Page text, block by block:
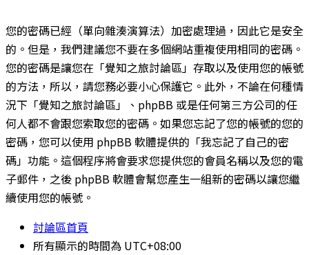
您的密碼已經（單向雜湊演算法）加密處理過，因此它是安全
的。但是，我們建議您不要在多個網站重複使用相同的密碼。
您的密碼是讓您在「覺知之旅討論區」存取以及使用您的帳號
的方法，所以，請您務必要小心保護它。此外，不論在何種情
況下「覺知之旅討論區」、phpBB 或是任何第三方公司的任
何人都不會跟您索取您的密碼。如果您忘記了您的帳號的您的
密碼，您可以使用 phpBB 軟體提供的「我忘記了自己的密
碼」功能。這個程序將會要求您提供您的會員名稱以及您的電
子郵件，之後 phpBB 軟體會幫您產生一組新的密碼以讓您繼
續使用您的帳號。
討論區首頁
所有顯示的時間為 UTC+08:00